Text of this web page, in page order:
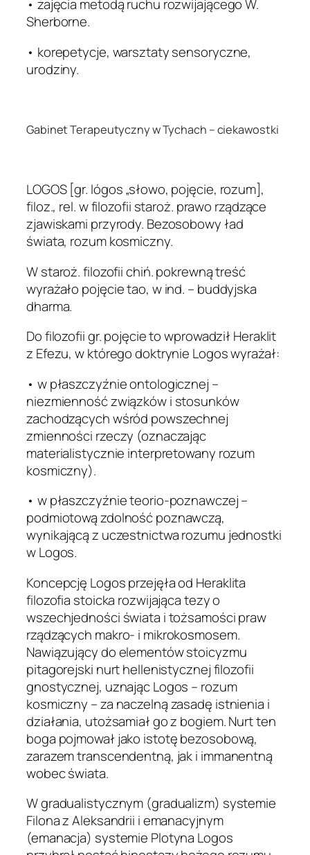
• zajęcia metodą ruchu rozwijającego W.
Sherborne.
• korepetycje, warsztaty sensoryczne,
urodziny.
Gabinet Terapeutyczny w Tychach – ciekawostki
LOGOS [gr. lógos „słowo, pojęcie, rozum],
filoz., rel. w filozofii staroż. prawo rządzące
zjawiskami przyrody. Bezosobowy ład
świata, rozum kosmiczny.
W staroż. filozofii chiń. pokrewną treść
wyrażało pojęcie tao, w ind. – buddyjska
dharma.
Do filozofii gr. pojęcie to wprowadził Heraklit
z Efezu, w którego doktrynie Logos wyrażał:
• w płaszczyźnie ontologicznej –
niezmienność związków i stosunków
zachodzących wśród powszechnej
zmienności rzeczy (oznaczając
materialistycznie interpretowany rozum
kosmiczny).
• w płaszczyźnie teorio-poznawczej –
podmiotową zdolność poznawczą,
wynikającą z uczestnictwa rozumu jednostki
w Logos.
Koncepcję Logos przejęła od Heraklita
filozofia stoicka rozwijająca tezy o
wszechjedności świata i tożsamości praw
rządzących makro- i mikrokosmosem.
Nawiązujący do elementów stoicyzmu
pitagorejski nurt hellenistycznej filozofii
gnostycznej, uznając Logos – rozum
kosmiczny – za naczelną zasadę istnienia i
działania, utożsamiał go z bogiem. Nurt ten
boga pojmował jako istotę bezosobową,
zarazem transcendentną, jak i immanentną
wobec świata.
W gradualistycznym (gradualizm) systemie
Filona z Aleksandrii i emanacyjnym
(emanacja) systemie Plotyna Logos